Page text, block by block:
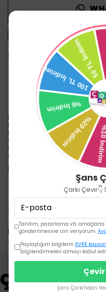
1500 TL üzeri ücretsiz
14 gün içinde iade
Ürün
Katlandiginda En Az Yer
Kullanim Yasi: 6 Ay - 4 Yas
Dörde Katlanma Özelligi
Çift Tekerlek Sayesinde Her
5 Nokta Emniyet Kemeri
Çoklu Yatis Kademesine Sahiptir
Devamını Göster
Yorumlar
Bu ürün için henüz yorum
Çok
Şans
Çarkı
Tanıtım, pazarlama vb.
gönderilmesine izin veriyorum.
Paylaştığım bilgilerin KVKK
bilgilendirmeleri almayı kabul
Şans Çarkı'ndan